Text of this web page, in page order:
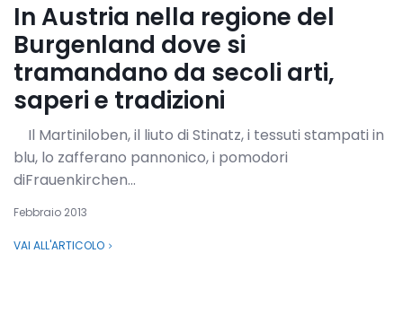
In Austria nella regione del
Burgenland dove si
tramandano da secoli arti,
saperi e tradizioni
Il Martiniloben, il liuto di Stinatz, i tessuti stampati in
blu, lo zafferano pannonico, i pomodori
diFrauenkirchen...
Febbraio 2013
VAI ALL'ARTICOLO